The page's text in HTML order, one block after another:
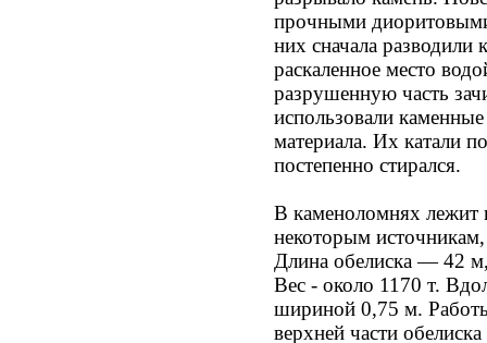
прочными
них сначала разводили
раскаленное место
разрушенную часть
использовали
материала. Их катали
постепенно стирался.
В каменоломнях лежит
некоторым источникам,
Длина обелиска — 42
Вес - около 1170 т.
шириной 0,75 м.
верхней части